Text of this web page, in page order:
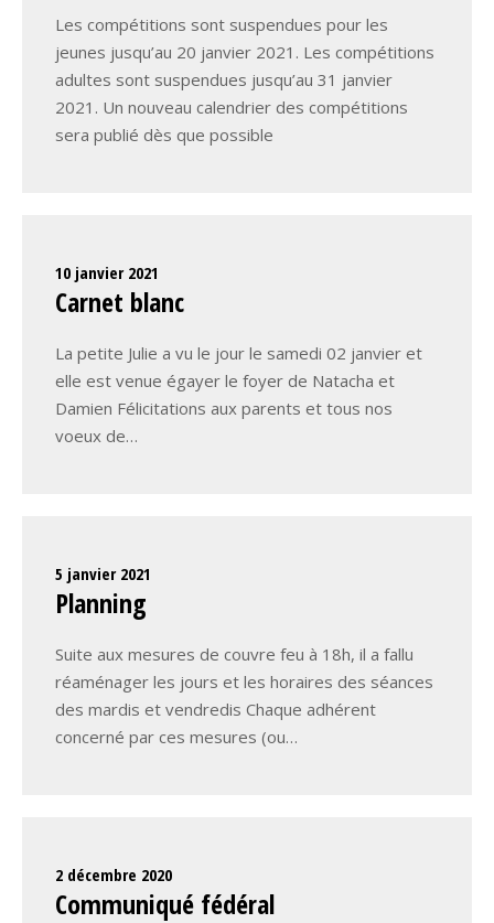
Les compétitions sont suspendues pour les
jeunes jusqu’au 20 janvier 2021. Les compétitions
adultes sont suspendues jusqu’au 31 janvier
2021. Un nouveau calendrier des compétitions
sera publié dès que possible
10 janvier 2021
Carnet blanc
La petite Julie a vu le jour le samedi 02 janvier et
elle est venue égayer le foyer de Natacha et
Damien Félicitations aux parents et tous nos
voeux de…
5 janvier 2021
Planning
Suite aux mesures de couvre feu à 18h, il a fallu
réaménager les jours et les horaires des séances
des mardis et vendredis Chaque adhérent
concerné par ces mesures (ou…
2 décembre 2020
Communiqué fédéral